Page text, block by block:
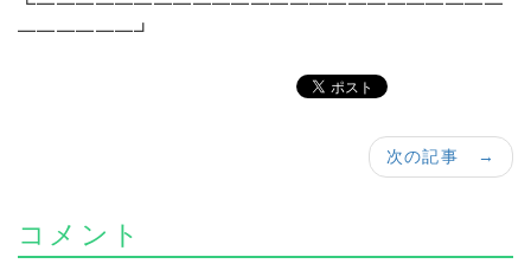
┗━━━━━━━━━━━━━━━━━━━━━━━━
━━━━━━┛
次の記事 →
コメント